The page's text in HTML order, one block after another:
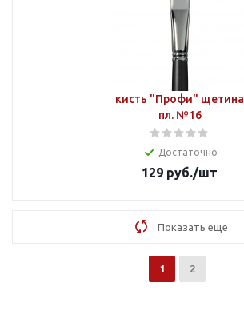
кисть "Профи" щетина
пл. №16
Достаточно
129 руб./шт
Показать еще
1 2